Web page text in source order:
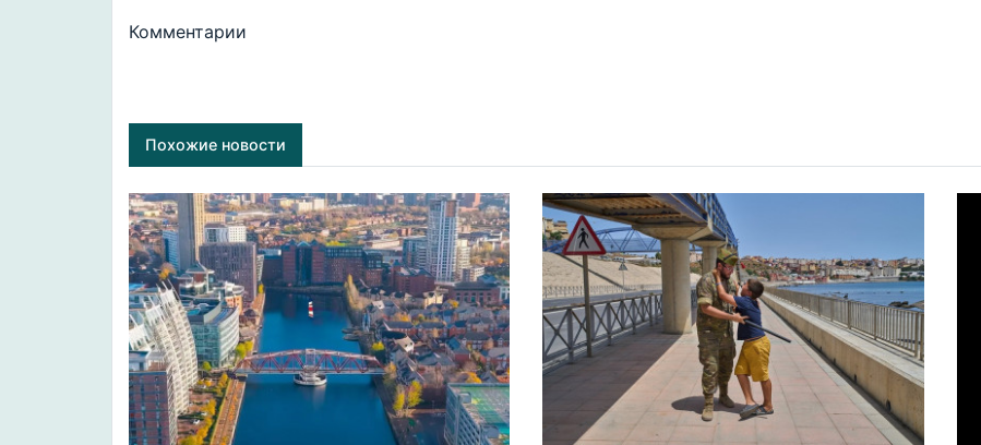
Комментарии
Похожие новости